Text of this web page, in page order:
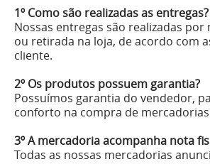
1º Como são realizadas as entregas?
Nossas entregas são realizadas por
ou retirada na loja, de acordo com
cliente.
2º Os produtos possuem garantia?
Possuímos garantia do vendedor,
conforto na compra de
3º A mercadoria acompanha nota
Todas as nossas mercadorias